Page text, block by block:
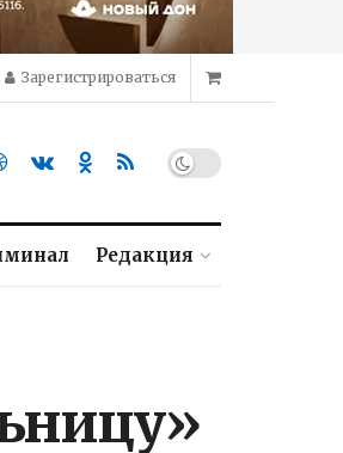
Зарегистрироваться
Редакция